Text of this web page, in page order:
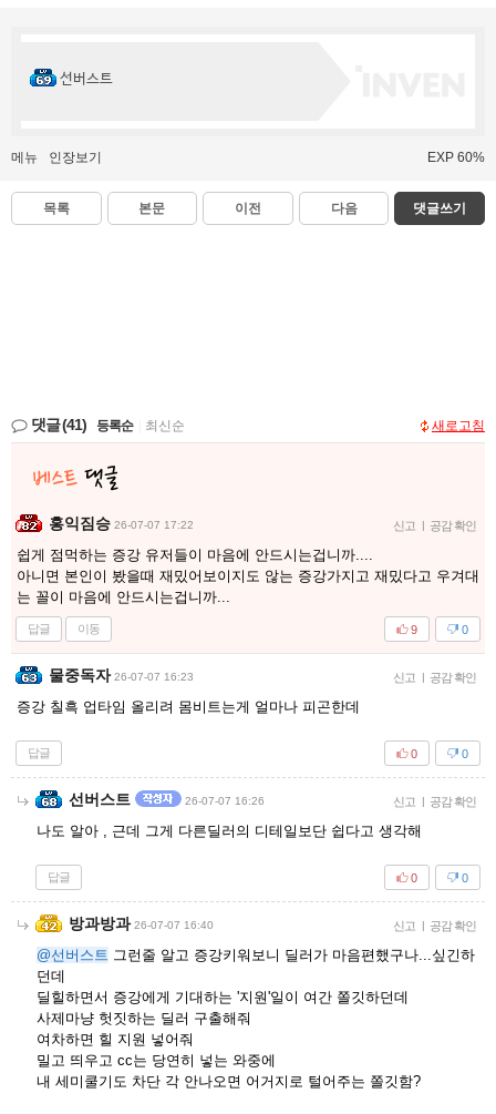
선버스트
메뉴 인장보기 EXP 60%
목록 본문 이전 다음 댓글쓰기
댓글(41) 등록순 최신순 새로고침
홍익짐승 26-07-07 17:22 신고 | 공감 확인
쉽게 점먹하는 증강 유저들이 마음에 안드시는겁니까....
아니면 본인이 봤을때 재밌어보이지도 않는 증강가지고 재밌다고 우겨대
는 꼴이 마음에 안드시는겁니까...
답글 이동 0
9
물중독자 26-07-07 16:23 신고 | 공감 확인
증강 칠흑 업타임 올리려 몸비트는게 얼마나 피곤한데
답글 0
0
선버스트 26-07-07 16:26 신고 | 공감 확인
나도 알아 , 근데 그게 다른딜러의 디테일보단 쉽다고 생각해
답글 0
0
방과방과 26-07-07 16:40 신고 | 공감 확인
@선버스트 그런줄 알고 증강키워보니 딜러가 마음편했구나...싶긴하
던데
딜힐하면서 증강에게 기대하는 '지원'일이 여간 쫄깃하던데
사제마냥 헛짓하는 딜러 구출해줘
여차하면 힐 지원 넣어줘
밀고 띄우고 cc는 당연히 넣는 와중에
내 세미쿨기도 차단 각 안나오면 어거지로 털어주는 쫄깃함?